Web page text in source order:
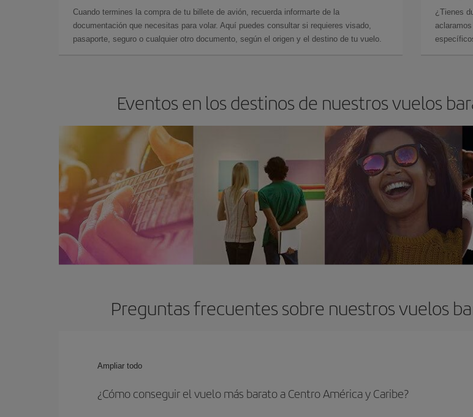
Cuando termines la compra de tu billete de avión, recuerda informarte de la
documentación que necesitas para volar. Aquí puedes consultar si requieres visado,
pasaporte, seguro o cualquier otro documento, según el origen y el destino de tu vuelo.
¿Tienes
Eventos en los destinos de nuestros vuelos
Preguntas frecuentes sobre nuestros vuelos
Ampliar todo
¿Cómo conseguir el vuelo más barato a Centro América y Caribe?